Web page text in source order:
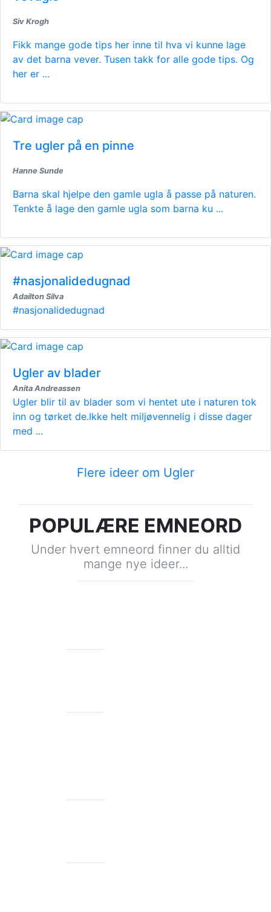
Siv Krogh
Fikk mange gode tips her inne til hva vi kunne lage
av det barna vever. Tusen takk for alle gode tips. Og
her er ...
Tre ugler på en pinne
Hanne Sunde
Barna skal hjelpe den gamle ugla å passe på naturen.
Tenkte å lage den gamle ugla som barna ku ...
#nasjonalidedugnad
Adailton Silva
#nasjonalidedugnad
Ugler av blader
Anita Andreassen
Ugler blir til av blader som vi hentet ute i naturen tok
inn og tørket de.Ikke helt miljøvennelig i disse dager
med ...
Flere ideer om Ugler
POPULÆRE EMNEORD
Under hvert emneord finner du alltid
mange nye ideer...